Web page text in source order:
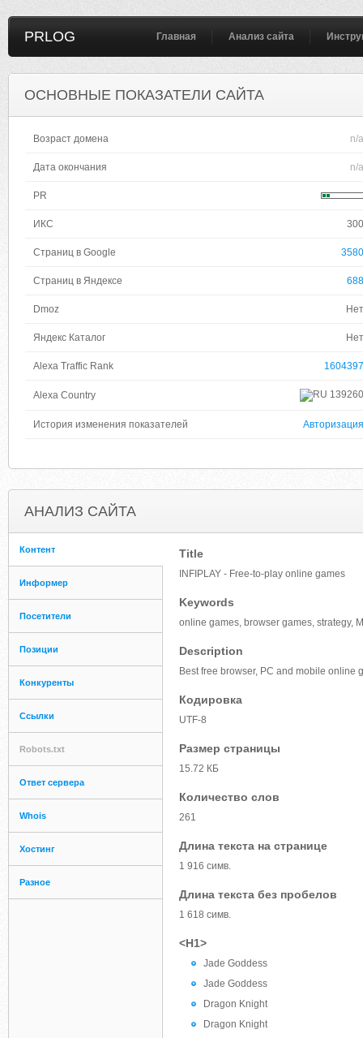
PRLOG Главная Анализ сайта
ОСНОВНЫЕ ПОКАЗАТЕЛИ САЙТА
Возраст домена n/a
Дата окончания n/a
PR
ИКС 300
Страниц в Google 3580
Страниц в Яндексе 688
Dmoz Нет
Яндекс Каталог Нет
Alexa Traffic Rank 1604397
Alexa Country 139260
История изменения показателей Авторизация
АНАЛИЗ САЙТА
Контент
Информер
Посетители
Позиции
Конкуренты
Ссылки
Robots.txt
Ответ сервера
Whois
Хостинг
Разное
Title
INFIPLAY - Free-to-play online games
Keywords
online games, browser games, strategy,
Description
Best free browser, PC and mobile online
Кодировка
UTF-8
Размер страницы
15.72 КБ
Количество слов
261
Длина текста на странице
1 916 симв.
Длина текста без пробелов
1 618 симв.
<H1>
Jade Goddess
Jade Goddess
Dragon Knight
Dragon Knight